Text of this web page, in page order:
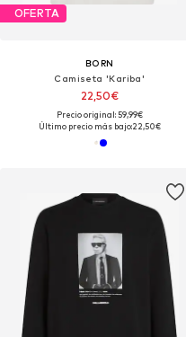
OFERTA
BORN
Camiseta 'Kariba'
22,50€
Precio original: 59,99€
Último precio más bajo:22,50€